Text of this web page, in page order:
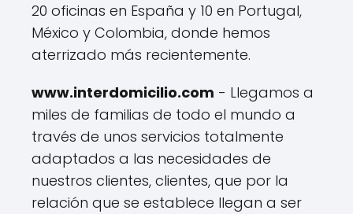
20 oficinas en España y 10 en Portugal,
México y Colombia, donde hemos
aterrizado más recientemente.
www.interdomicilio.com - Llegamos a
miles de familias de todo el mundo a
través de unos servicios totalmente
adaptados a las necesidades de
nuestros clientes, clientes, que por la
relación que se establece llegan a ser